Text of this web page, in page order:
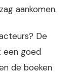
aankomen.
De
een goed
de boeken